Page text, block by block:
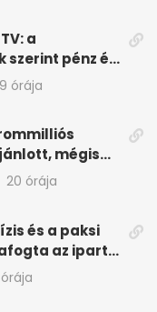
a
szerint pénz és
órája
mégis
árut
20 órája
és a paksi
az ipart,
a kár